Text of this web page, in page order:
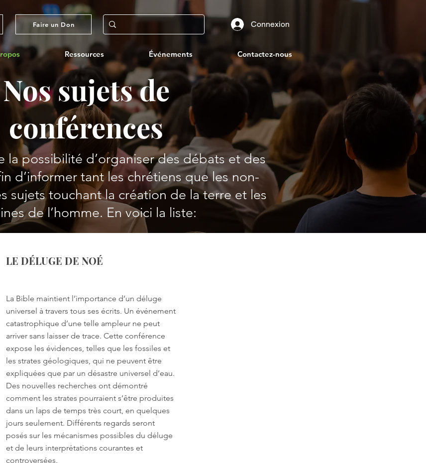
Faire un Don Connexion
Ressources Événements Contactez-nous
Nos sujets de
conférences
la possibilité d’organiser des débats et des
d’informer tant les chrétiens que les non-
sujets touchant la création de la terre et les
de l’homme. En voici la liste:
LE DÉLUGE DE NOÉ
La Bible maintient l’importance d’un déluge
universel à travers tous ses écrits. Un événement
catastrophique d’une telle ampleur ne peut
arriver sans laisser de trace. Cette conférence
expose les évidences, telles que les fossiles et
les strates géologiques, qui ne peuvent être
expliquées que par un désastre universel d’eau.
Des nouvelles recherches ont démontré
comment les strates pourraient s’être produites
dans un laps de temps très court, en quelques
jours seulement. Différents regards seront
posés sur les mécanismes possibles du déluge
et de leurs interprétations courantes et
controversées.